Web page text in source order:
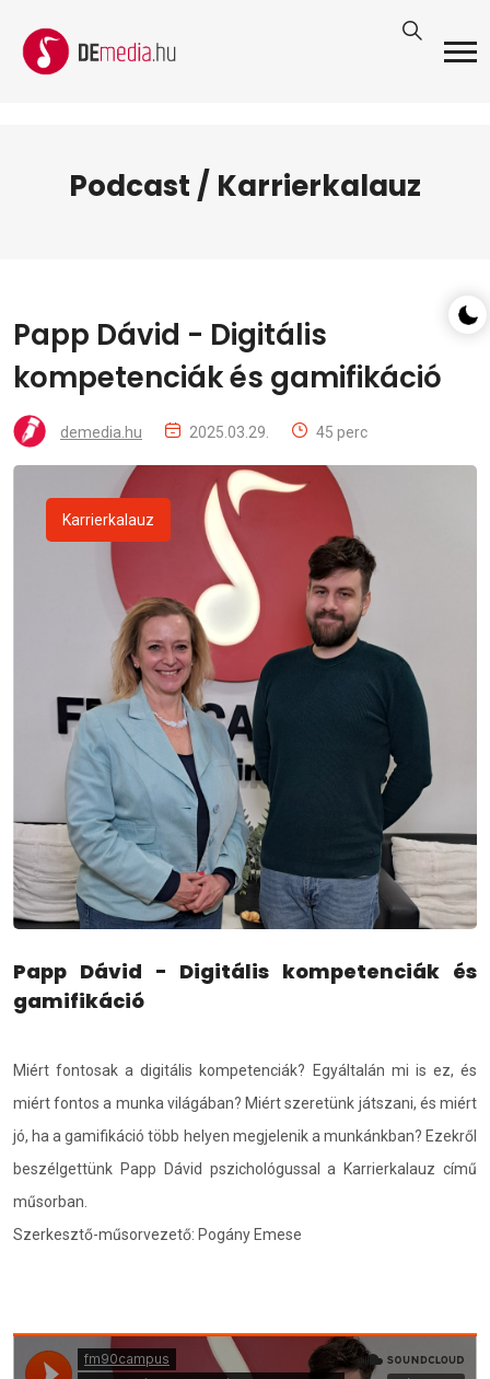
Podcast / Karrierkalauz
Papp Dávid - Digitális
kompetenciák és gamifikáció
demedia.hu 2025.03.29. 45 perc
Karrierkalauz
Papp Dávid - Digitális kompetenciák és
gamifikáció
Miért fontosak a digitális kompetenciák? Egyáltalán mi is ez, és
miért fontos a munka világában? Miért szeretünk játszani, és miért
jó, ha a gamifikáció több helyen megjelenik a munkánkban? Ezekről
beszélgettünk Papp Dávid pszichológussal a Karrierkalauz című
műsorban.
Szerkesztő-műsorvezető: Pogány Emese